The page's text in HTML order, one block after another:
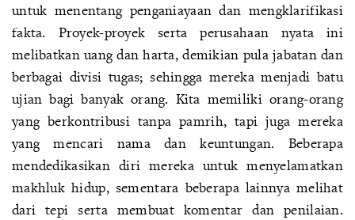
untuk menentang penganiayaan dan mengklarifikasi
fakta. Proyek-proyek serta perusahaan nyata ini
melibatkan uang dan harta, demikian pula jabatan dan
berbagai divisi tugas; sehingga mereka menjadi batu
ujian bagi banyak orang. Kita memiliki orang-orang
yang berkontribusi tanpa pamrih, tapi juga mereka
yang mencari nama dan keuntungan. Beberapa
mendedikasikan diri mereka untuk menyelamatkan
makhluk hidup, sementara beberapa lainnya melihat
dari tepi serta membuat komentar dan penilaian.